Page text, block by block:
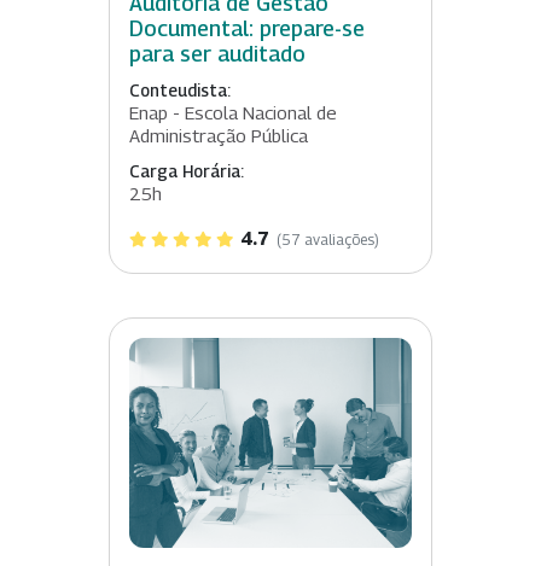
Documental: prepare-se
para ser auditado
Conteudista:
Enap - Escola Nacional de
Administração Pública
Carga Horária:
25h
4.7 (57 avaliações)